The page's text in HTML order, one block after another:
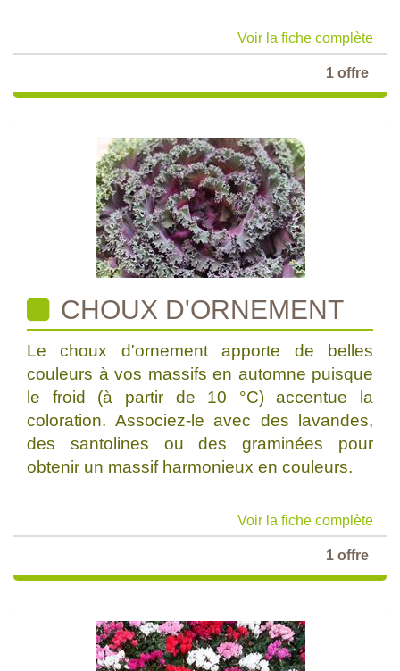
Voir la fiche complète
1 offre
CHOUX D'ORNEMENT
Le choux d'ornement apporte de belles
couleurs à vos massifs en automne puisque
le froid (à partir de 10 °C) accentue la
coloration. Associez-le avec des lavandes,
des santolines ou des graminées pour
obtenir un massif harmonieux en couleurs.
Voir la fiche complète
1 offre